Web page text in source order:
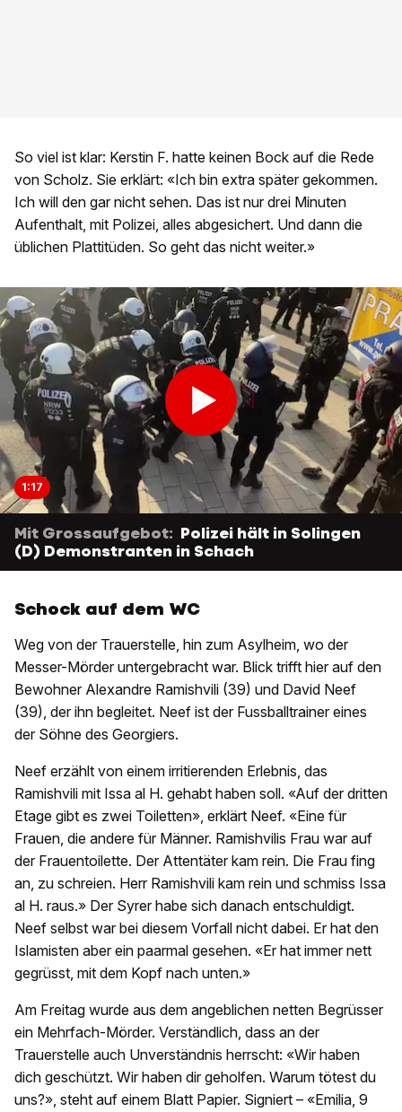
So viel ist klar: Kerstin F. hatte keinen Bock auf die Rede
von Scholz. Sie erklärt: «Ich bin extra später gekommen.
Ich will den gar nicht sehen. Das ist nur drei Minuten
Aufenthalt, mit Polizei, alles abgesichert. Und dann die
üblichen Plattitüden. So geht das nicht weiter.»
1:17
Mit Grossaufgebot: Polizei hält in Solingen
(D) Demonstranten in Schach
Schock auf dem WC
Weg von der Trauerstelle, hin zum Asylheim, wo der
Messer-Mörder untergebracht war. Blick trifft hier auf den
Bewohner Alexandre Ramishvili (39) und David Neef
(39), der ihn begleitet. Neef ist der Fussballtrainer eines
der Söhne des Georgiers.
Neef erzählt von einem irritierenden Erlebnis, das
Ramishvili mit Issa al H. gehabt haben soll. «Auf der dritten
Etage gibt es zwei Toiletten», erklärt Neef. «Eine für
Frauen, die andere für Männer. Ramishvilis Frau war auf
der Frauentoilette. Der Attentäter kam rein. Die Frau fing
an, zu schreien. Herr Ramishvili kam rein und schmiss Issa
al H. raus.» Der Syrer habe sich danach entschuldigt.
Neef selbst war bei diesem Vorfall nicht dabei. Er hat den
Islamisten aber ein paarmal gesehen. «Er hat immer nett
gegrüsst, mit dem Kopf nach unten.»
Am Freitag wurde aus dem angeblichen netten Begrüsser
ein Mehrfach-Mörder. Verständlich, dass an der
Trauerstelle auch Unverständnis herrscht: «Wir haben
dich geschützt. Wir haben dir geholfen. Warum tötest du
uns?», steht auf einem Blatt Papier. Signiert – «Emilia, 9